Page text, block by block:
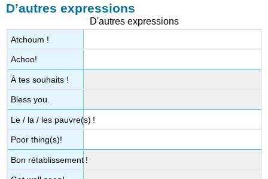
D’autres expressions
D'autres expressions
Atchoum !
Achoo!
À tes souhaits !
Bless you.
Le / la / les pauvre(s) !
Poor thing(s)!
Bon rétablissement !